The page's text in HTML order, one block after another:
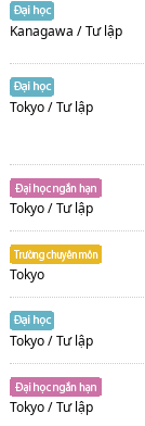
Kanagawa / Tư lập
Tokyo / Tư lập
Tokyo / Tư lập
Tokyo
Tokyo / Tư lập
Tokyo / Tư lập